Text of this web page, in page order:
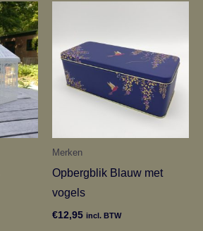
Merken
Opbergblik Blauw met
vogels
€12,95 incl. BTW